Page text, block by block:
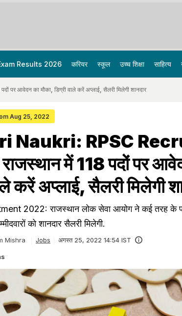
Results 2026 करियर स्कूल उच्च शिक्षा साहित्य
आवेदन का मौका, डिग्री वाले करें अप्लाई, सैलरी मिलेगी शानदार
Aug 25, 2022
Naukri: RPSC
में 118 पदों पर
करें अप्लाई, सैलरी मिलेगी
2022: राजस्थान लोक सेवा आयोग ने कई तरह के
को शानदार सैलरी मिलेगी.
Mishra Jobs अगस्त 25, 2022 14:54 IST